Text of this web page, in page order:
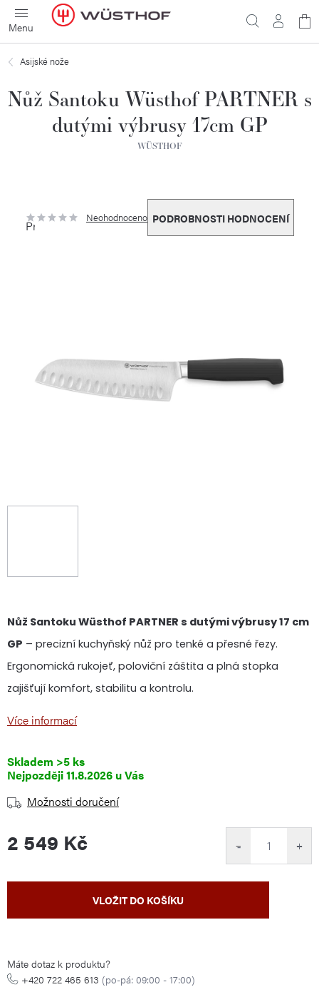
Přejít
na
obsah
Asijské nože
Nůž Santoku Wüsthof PARTNER s
dutými výbrusy 17cm GP
WÜSTHOF
Průměrné
hodnocení
Neohodnoceno PODROBNOSTI HODNOCENÍ
Nůž Santoku Wüsthof PARTNER s dutými výbrusy 17 cm
GP – precizní kuchyňský nůž pro tenké a přesné řezy.
Ergonomická rukojeť, poloviční záštita a plná stopka
zajišťují komfort, stabilitu a kontrolu.
Více informací
Skladem >5 ks
11.8.2026
Možnosti doručení
2 549 Kč +
−
VLOŽIT DO KOŠÍKU
Máte dotaz k produktu?
+420 722 465 613 (po-pá: 09:00 - 17:00)